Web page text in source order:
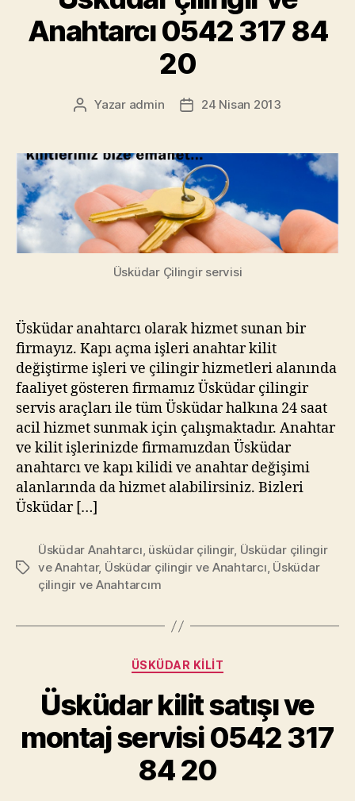
Anahtarcı 0542 317 84
20
Yazının
Yazar admin
Yazı24 Nisan 2013
Üsküdar Çilingir servisi
Üsküdar anahtarcı olarak hizmet sunan bir
firmayız. Kapı açma işleri anahtar kilit
değiştirme işleri ve çilingir hizmetleri alanında
faaliyet gösteren firmamız Üsküdar çilingir
servis araçları ile tüm Üsküdar halkına 24 saat
acil hizmet sunmak için çalışmaktadır. Anahtar
ve kilit işlerinizde firmamızdan Üsküdar
anahtarcı ve kapı kilidi ve anahtar değişimi
alanlarında da hizmet alabilirsiniz. Bizleri
Üsküdar […]
Etiketler
Üsküdar Anahtarcı, üsküdar çilingir, Üsküdar çilingir
ve Anahtar, Üsküdar çilingir ve Anahtarcı, Üsküdar
çilingir ve Anahtarcım
Kategoriler
ÜSKÜDAR KILIT
Üsküdar kilit satışı ve
montaj servisi 0542 317
84 20